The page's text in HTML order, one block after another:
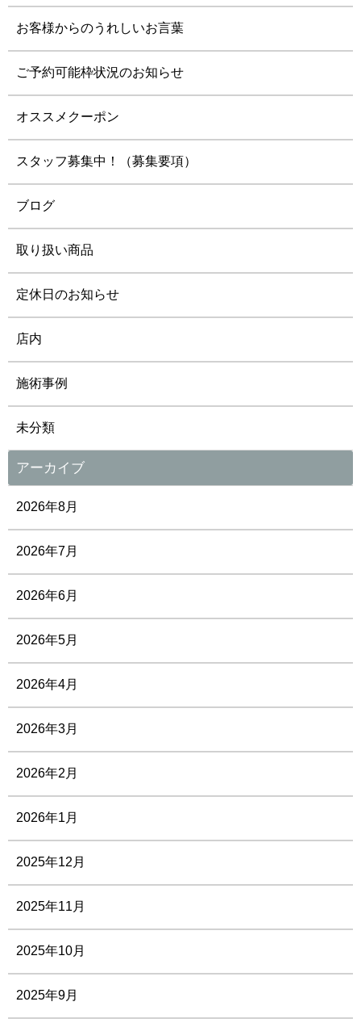
お客様からのうれしいお言葉
ご予約可能枠状況のお知らせ
オススメクーポン
スタッフ募集中！（募集要項）
ブログ
取り扱い商品
定休日のお知らせ
店内
施術事例
未分類
アーカイブ
2026年8月
2026年7月
2026年6月
2026年5月
2026年4月
2026年3月
2026年2月
2026年1月
2025年12月
2025年11月
2025年10月
2025年9月